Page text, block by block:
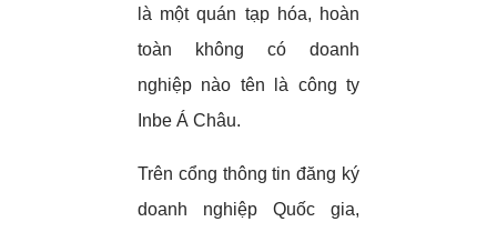
là một quán tạp hóa, hoàn
toàn không có doanh
nghiệp nào tên là công ty
Inbe Á Châu.
Trên cổng thông tin đăng ký
doanh nghiệp Quốc gia,